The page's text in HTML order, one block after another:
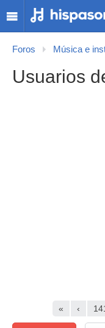
Foros Música e
Usuarios
« ‹